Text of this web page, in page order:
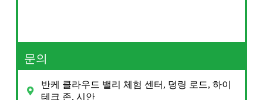
문의
반케 클라우드 밸리 체험 센터, 덩링 로드, 하이
테크 존, 시안